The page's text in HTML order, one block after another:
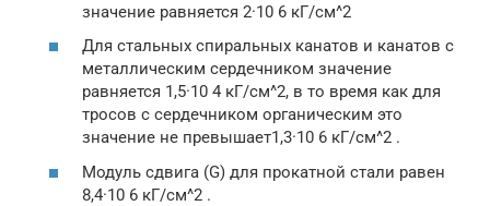
значение равняется 2·10 6 кГ/см^2
Для стальных спиральных канатов и канатов с
металлическим сердечником значение
равняется 1,5·10 4 кГ/см^2, в то время как для
тросов с сердечником органическим это
значение не превышает1,3·10 6 кГ/см^2 .
Модуль сдвига (G) для прокатной стали равен
8,4·10 6 кГ/см^2 .